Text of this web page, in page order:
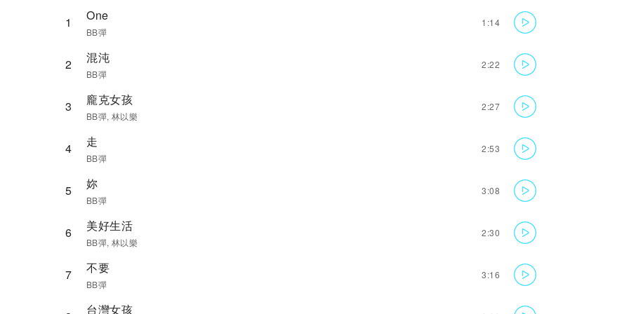
1 One
BB彈
1:14
2 混沌
BB彈
2:22
3 龐克女孩
BB彈, 林以樂
2:27
4 走
BB彈
2:53
5 妳
BB彈
3:08
6 美好生活
BB彈, 林以樂
2:30
7 不要
BB彈
3:16
台灣女孩